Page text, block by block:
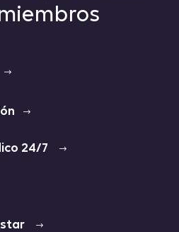
24/7